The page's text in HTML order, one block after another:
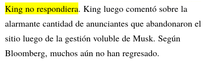
King no respondiera. King luego comentó sobre la
alarmante cantidad de anunciantes que abandonaron el
sitio luego de la gestión voluble de Musk. Según
Bloomberg, muchos aún no han regresado.